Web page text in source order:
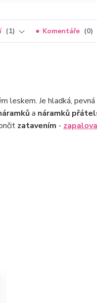
1 Komentáře 0
leskem. Je hladká,
a náramků
zatavením -